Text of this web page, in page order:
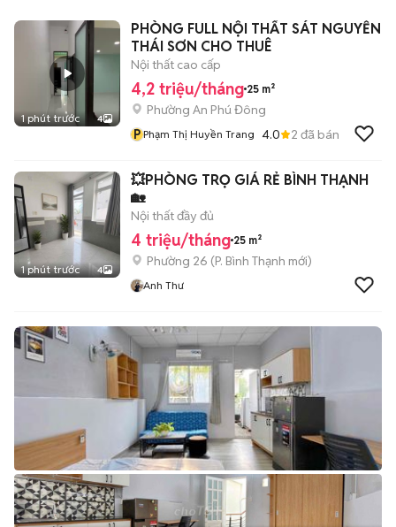
1 phút trước 4
PHÒNG FULL NỘI THẤT SÁT NGUYỄN
THÁI SƠN CHO THUÊ
Nội thất cao cấp
4,2 triệu/tháng 25 m²
Phường An Phú Đông
P Phạm Thị Huyền Trang 4.0 2 đã bán
1 phút trước 4
💥PHÒNG TRỌ GIÁ RẺ BÌNH THẠNH
🏡
Nội thất đầy đủ
4 triệu/tháng 25 m²
Phường 26 (P. Bình Thạnh mới)
Anh Thư